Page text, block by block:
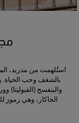
استُلهمت من مدريد،
بالشغف وحب الحياة.
الجاكار، وهي رموز